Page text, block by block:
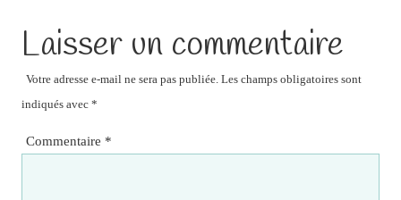
Laisser un commentaire
Votre adresse e-mail ne sera pas publiée. Les champs obligatoires sont
indiqués avec *
Commentaire *